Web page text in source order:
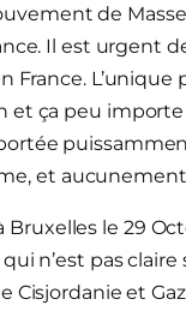
de
Il est urgent
ça peu importe
et
le 29
n’est pas claire
Cisjordanie et